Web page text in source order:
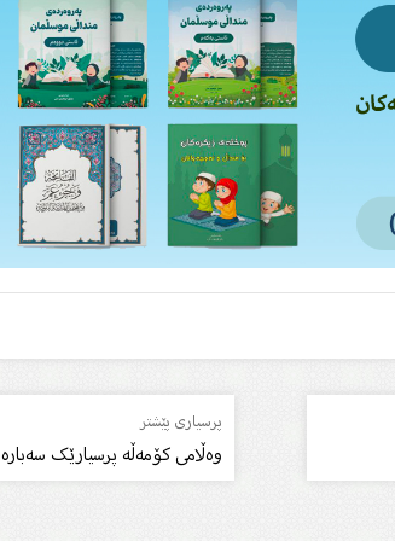
پرسیاری پێشتر
وەڵامى کۆمەڵە پرسیارێک